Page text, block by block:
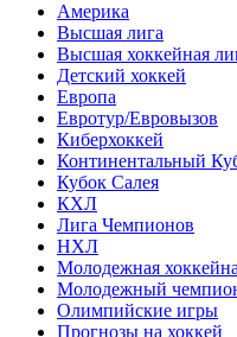
Америка
Высшая лига
Высшая хоккейная
Детский хоккей
Европа
Евротур/Евровызов
Киберхоккей
Континентальный
Кубок Салея
КХЛ
Лига Чемпионов
НХЛ
Молодежная
Молодежный
Олимпийские игры
Прогнозы на хоккей